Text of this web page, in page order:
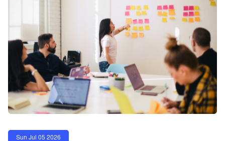
Sun Jul 05 2026